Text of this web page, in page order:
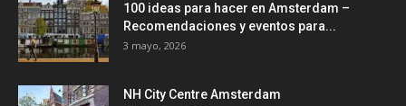
100 ideas para hacer en Amsterdam –
Recomendaciones y eventos para...
3 mayo, 2026
NH City Centre Amsterdam